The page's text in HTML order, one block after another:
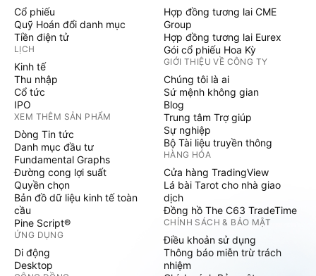
Cổ phiếu
Quỹ Hoán đổi danh mục
Tiền điện tử
LỊCH
Kinh tế
Thu nhập
Cổ tức
IPO
XEM THÊM SẢN PHẨM
Dòng Tin tức
Danh mục đầu tư
Fundamental Graphs
Đường cong lợi suất
Quyền chọn
Bản đồ dữ liệu kinh tế toàn
cầu
Pine Script®
ỨNG DỤNG
Di động
Desktop
Hợp đồng tương lai CME
Group
Hợp đồng tương lai Eurex
Gói cổ phiếu Hoa Kỳ
GIỚI THIỆU VỀ CÔNG TY
Chúng tôi là ai
Sứ mệnh không gian
Blog
Trung tâm Trợ giúp
Sự nghiệp
Bộ Tài liệu truyền thông
HÀNG HÓA
Cửa hàng TradingView
Lá bài Tarot cho nhà giao
dịch
Đồng hồ The C63 TradeTime
CHÍNH SÁCH & BẢO MẬT
Điều khoản sử dụng
Thông báo miễn trừ trách
nhiệm